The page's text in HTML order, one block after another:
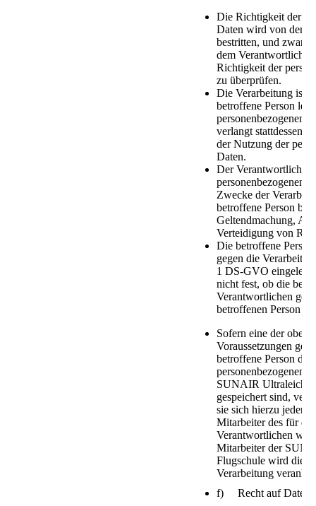
Die Richtigkeit der
Daten wird von der
bestritten, und zwar
dem
Richtigkeit der
zu überprüfen.
Die Verarbeitung ist
betroffene Person
personenbezogenen
verlangt stattdessen
der Nutzung der
Daten.
Der Verantwortliche
personenbezogenen
Zwecke der
betroffene Person
Geltendmachung,
Verteidigung von
Die betroffene
gegen die
1 DS-GVO eingelegt
nicht fest, ob die
Verantwortlichen
betroffenen Person
Sofern eine der oben
Voraussetzungen
betroffene Person
personenbezogenen
SUNAIR Ultraleicht-
gespeichert sind,
sie sich hierzu
Mitarbeiter des für
Verantwortlichen
Mitarbeiter der
Flugschule wird die
Verarbeitung
f) Recht auf